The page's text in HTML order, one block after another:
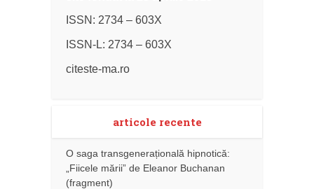
ISSN: 2734 – 603X
ISSN-L: 2734 – 603X
citeste-ma.ro
articole recente
O saga transgenerațională hipnotică:
„Fiicele mării” de Eleanor Buchanan
(fragment)